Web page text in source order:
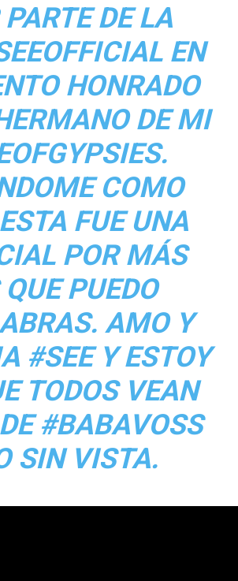
DE LA
EN
HONRADO
DE MI
COMO
FUE UNA
POR MÁS
PUEDO
AMO Y
#SEE Y ESTOY
TODOS VEAN
#BABAVOSS
SIN VISTA.